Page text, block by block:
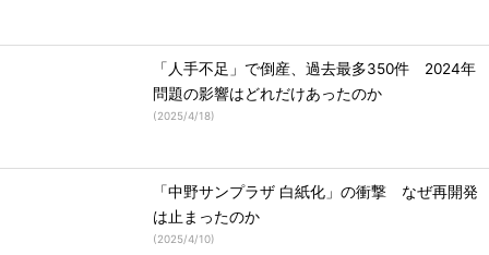
「人手不足」で倒産、過去最多350件 2024年
問題の影響はどれだけあったのか
(2025/4/18)
「中野サンプラザ 白紙化」の衝撃 なぜ再開発
は止まったのか
(2025/4/10)